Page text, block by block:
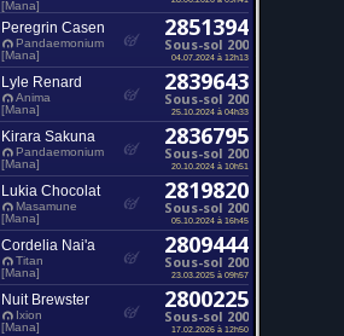
[Mana]
Peregrin Casen
Pandaemonium
[Mana]
2851394
Sous-sol 200
04.07.2024 à 12h13
Lyle Renard
Anima
[Mana]
2839643
Sous-sol 200
25.10.2024 à 04h33
Kirara Sakuna
Pandaemonium
[Mana]
2836795
Sous-sol 200
20.10.2024 à 10h51
Lukia Chocolat
Masamune
[Mana]
2819820
Sous-sol 200
05.10.2024 à 16h45
Cordelia Nai'a
Titan
[Mana]
2809444
Sous-sol 200
23.03.2025 à 09h57
Nuit Brewster
Ixion
[Mana]
2800225
Sous-sol 200
17.02.2026 à 12h50